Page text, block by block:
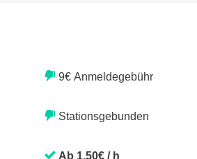
9€ Anmeldegebühr
Stationsgebunden
Ab 1,50€ / h